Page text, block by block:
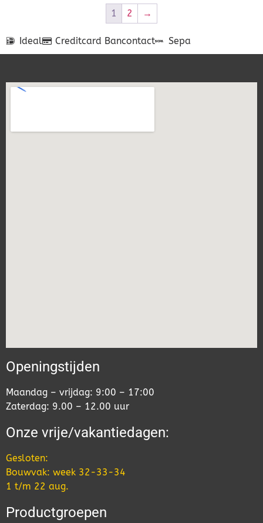
1 2 →
Ideal Creditcard Bancontact Sepa
Openingstijden
Maandag – vrijdag: 9:00 – 17:00
Zaterdag: 9.00 – 12.00 uur
Onze vrije/vakantiedagen:
Gesloten:
Bouwvak: week 32-33-34
1 t/m 22 aug.
Productgroepen